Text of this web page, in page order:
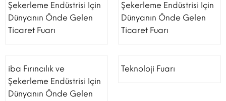
Şekerleme Endüstrisi Için
Dünyanın Önde Gelen
Ticaret Fuarı
Şekerleme Endüstrisi Için
Dünyanın Önde Gelen
Ticaret Fuarı
iba Fırıncılık ve
Şekerleme Endüstrisi Için
Dünyanın Önde Gelen
Teknoloji Fuarı